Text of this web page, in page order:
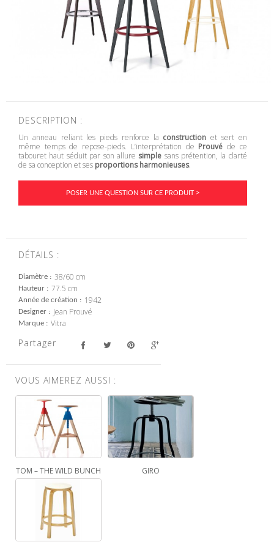
DESCRIPTION :
Un anneau reliant les pieds renforce la construction et sert en
même temps de repose-pieds. L’interprétation de Prouvé de ce
tabouret haut séduit par son allure simple sans prétention, la clarté
de sa conception et ses proportions harmonieuses.
POSER UNE QUESTION SUR CE PRODUIT >
DÉTAILS :
Diamètre 38/60 cm
Hauteur 77.5 cm
Année de création 1942
Designer Jean Prouvé
Marque Vitra
Partager
VOUS AIMEREZ AUSSI :
TOM – THE WILD BUNCH GIRO